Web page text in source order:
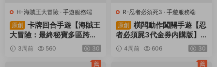
H-海賊王大冒險 · 手遊服務端
原創
卡牌回合手遊【海賊王
大冒險：最終秘寶多區跨服
版】Linux手工服務端+管理
後台+CDK授權後台+安卓
3周前 560 30
R-忍者必須死3 · 手遊服務端
原創
橫闆動作闖關手遊【忍
者必須屍3代金券内購版】Li
nux手工服務端+安卓蘋果雙
端+前後端全套源碼+CDK授
4周前 606 30
薦 薦